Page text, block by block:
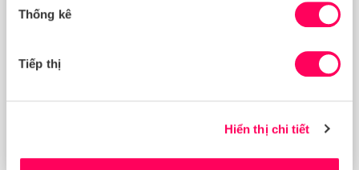
Thống kê
Tiếp thị
Hiển thị chi tiết
Từ khám phá đến hành động: quản lý rủi ro
nhân quyền trong chuỗi cung ứng